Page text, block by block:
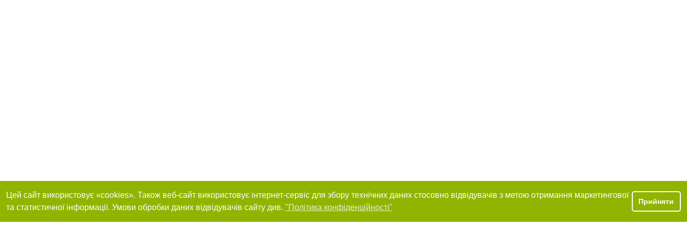
Цей сайт використовує «cookies». Також веб-сайт використовує інтернет-сервіс для збору технічних даних стосовно відвідувачів з метою отримання маркетингової
та статистичної інформації. Умови обробки даних відвідувачів сайту див. "Політика конфіденційності"
Прийняти